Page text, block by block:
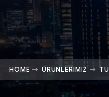
HOME ÜRÜNLERIMIZ